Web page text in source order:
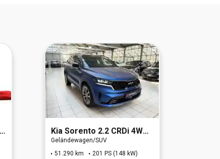
Kia Sorento 2.2 CRDi 4WD Platinum (EURO 6d)
Geländewagen/SUV
51.290 km
201 PS (148 kW)